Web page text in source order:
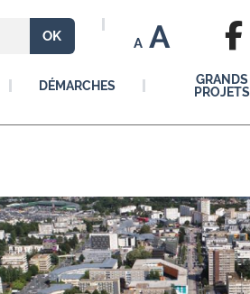
A A
DÉMARCHES
GRANDS
PROJETS